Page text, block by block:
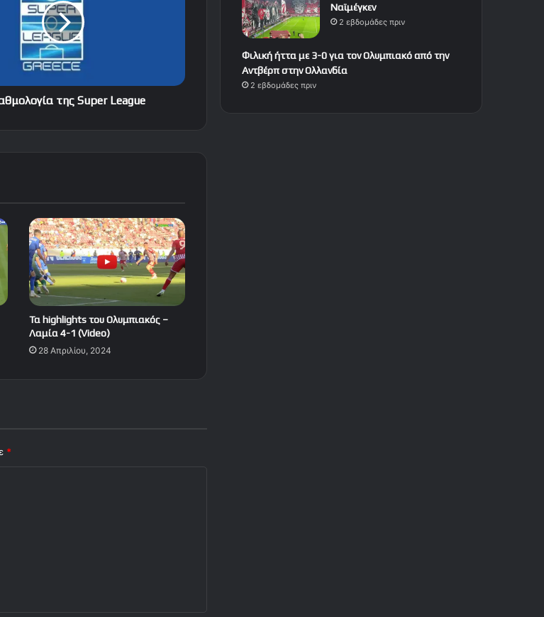
της Super League
Τα highlights του Ολυμπιακός –
Λαμία 4-1 (Video)
28 Απριλίου, 2024
*
Ναϊμέγκεν
2 εβδομάδες πριν
Φιλική ήττα με 3-0 για τον Ολυμπιακό από την
Αντβέρπ στην Ολλανδία
2 εβδομάδες πριν